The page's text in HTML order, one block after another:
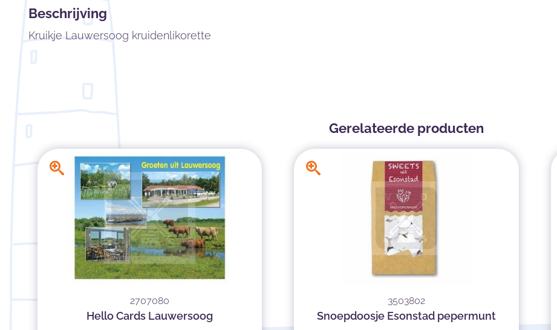
Beschrijving
Kruikje Lauwersoog kruidenlikorette
Gerelateerde producten
2707080
Hello Cards Lauwersoog
3503802
Snoepdoosje Esonstad pepermunt